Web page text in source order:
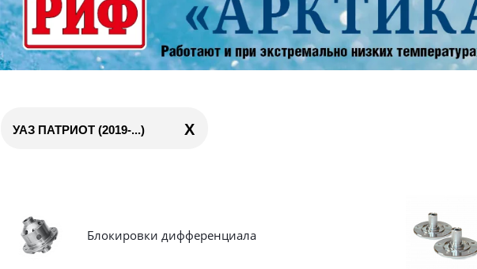
УАЗ ПАТРИОТ (2019-...) X
Блокировки дифференциала